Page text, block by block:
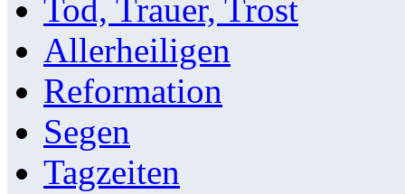
Tod, Trauer, Trost
Allerheiligen
Reformation
Segen
Tagzeiten